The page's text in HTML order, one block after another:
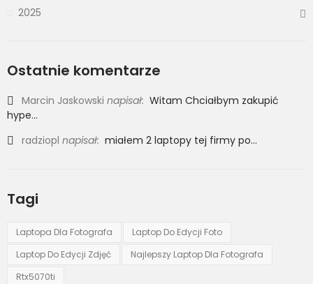
2025
Ostatnie komentarze
Marcin Jaskowski napisał: Witam Chciałbym zakupić
hype...
radziopl napisał: miałem 2 laptopy tej firmy po...
Tagi
Laptopa Dla Fotografa
Laptop Do Edycji Foto
Laptop Do Edycji Zdjęć
Najlepszy Laptop Dla Fotografa
Rtx5070ti